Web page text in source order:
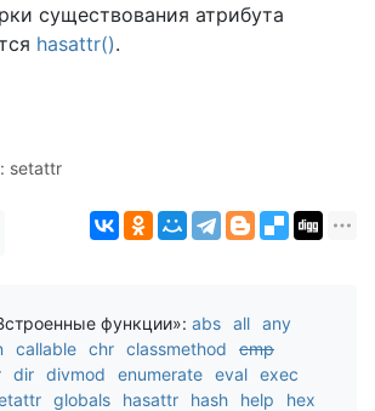
существования атрибута
hasattr().
setattr
функции»: abs all any
callable chr classmethod
cmp
dir divmod enumerate eval exec
globals hasattr hash help
hex